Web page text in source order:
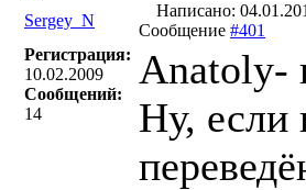
Sergey_N
Написано:
Сообщение #401
Регистрация:
10.02.2009
Сообщений:
14
Anatoly-
Ну, если